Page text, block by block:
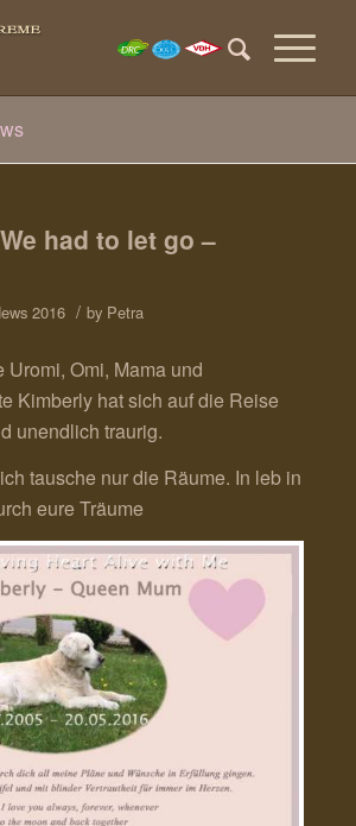
had to let go –
2016 / by Petra
Uromi, Omi, Mama und
Kimberly hat sich auf die Reise
unendlich traurig.
tausche nur die Räume. In leb in
eure Träume